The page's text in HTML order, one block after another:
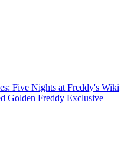
Five Nights at Freddy's Wiki
Golden Freddy Exclusive